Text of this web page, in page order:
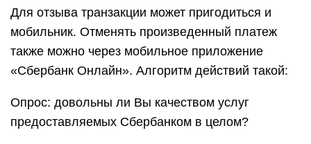
Для отзыва транзакции может пригодиться и
мобильник. Отменять произведенный платеж
также можно через мобильное приложение
«Сбербанк Онлайн». Алгоритм действий такой:
Опрос: довольны ли Вы качеством услуг
предоставляемых Сбербанком в целом?